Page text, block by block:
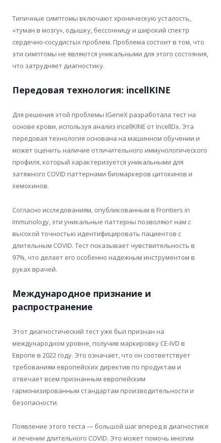
Типичные симптомы включают хроническую усталость,
«туман в мозгу», одышку, бессонницу и широкий спектр
сердечно-сосудистых проблем. Проблема состоит в том, что
эти симптомы не являются уникальными для этого состояния,
что затрудняет диагностику.
Передовая технология: incellKINE
Для решения этой проблемы IGeneX разработала тест на
основе крови, используя анализ incellKINE от IncellDx. Эта
передовая технология основана на машинном обучении и
может оценить наличие отличительного иммунологического
профиля, который характеризуется уникальными для
затяжного COVID паттернами биомаркеров цитокинов и
хемокинов.
Согласно исследованиям, опубликованным в Frontiers in
Immunology, эти уникальные паттерны позволяют нам с
высокой точностью идентифицировать пациентов с
длительным COVID. Тест показывает чувствительность в
97%, что делает его особенно надежным инструментом в
руках врачей.
Международное признание и
распространение
Этот диагностический тест уже был признан на
международном уровне, получив маркировку CE-IVD в
Европе в 2022 году. Это означает, что он соответствует
требованиям европейских директив по продуктам и
отвечает всем признанным европейским
гармонизированным стандартам производительности и
безопасности.
Появление этого теста — большой шаг вперед в диагностике
и лечении длительного COVID. Это может помочь многим